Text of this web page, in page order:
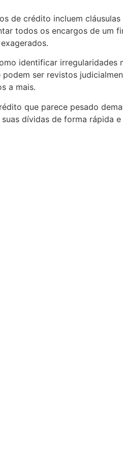
de crédito incluem
todos os encargos de um
identificar
ser revistos
a mais.
que parece pesado
dívidas de forma rápida e